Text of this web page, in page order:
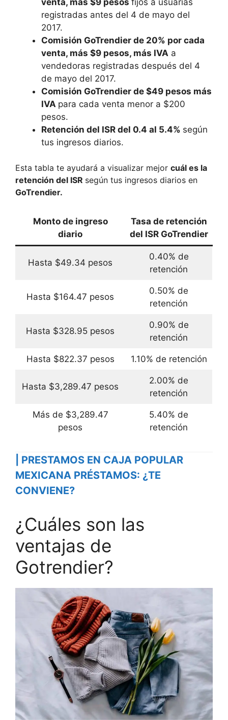
registradas antes del 4 de mayo del
2017.
Comisión GoTrendier de 20% por cada
venta, más $9 pesos, más IVA a
vendedoras registradas después del 4
de mayo del 2017.
Comisión GoTrendier de $49 pesos más
IVA para cada venta menor a $200
pesos.
Retención del ISR del 0.4 al 5.4% según
tus ingresos diarios.
Esta tabla te ayudará a visualizar mejor cuál es la
retención del ISR según tus ingresos diarios en
GoTrendier.
Monto de ingreso
diario
Tasa de retención
del ISR GoTrendier
Hasta $49.34 pesos
0.40% de
retención
Hasta $164.47 pesos
0.50% de
retención
Hasta $328.95 pesos
0.90% de
retención
Hasta $822.37 pesos 1.10% de retención
Hasta $3,289.47 pesos
2.00% de
retención
Más de $3,289.47
pesos
5.40% de
retención
| PRESTAMOS EN CAJA POPULAR
MEXICANA PRÉSTAMOS: ¿TE
CONVIENE?
¿Cuáles son las
ventajas de
Gotrendier?